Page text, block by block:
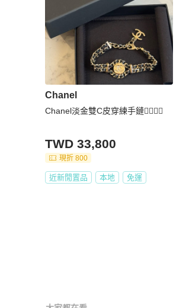
Chanel
Chanel淡金雙C皮穿練手鏈❤️‍🔥❤️‍🔥
TWD 33,800
現折 800
近新閒置品 本地 免運